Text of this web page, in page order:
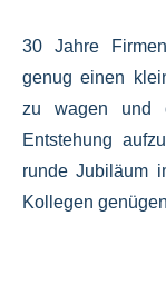
30 Jahre
genug einen
zu wagen und
Entstehung
runde Jubiläum
Kollegen